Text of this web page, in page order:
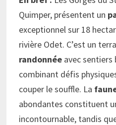
Quimper, présentent un
exceptionnel sur 18
rivière Odet. C’est un
randonnée avec sentiers
combinant défis
couper le souffle. La
abondantes constituent
incontournable, tandis